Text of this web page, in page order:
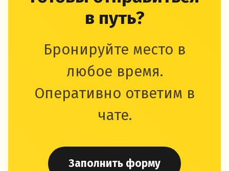
в путь?
Бронируйте место в
любое время.
Оперативно ответим в
чате.
Заполнить форму